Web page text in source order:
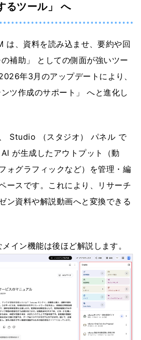
るツール」 へ
、資料を読み込ませ、要約や回
補助」 としての側面が強いツー
年3月のアップデートにより、
ツ作成のサポート」 へと進化し
Studio （スタジオ） パネル で
が生成したアウトプット（動
ォグラフィックなど）を管理・編
ースです。これにより、リサーチ
ン資料や解説動画へと変換できる
イン機能は後ほど解説します。